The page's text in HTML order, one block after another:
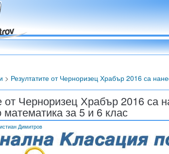
> Резултатите от Черноризец Храбър 2016 са
от Черноризец Храбър 2016 са
математика за 5 и 6 клас
Димитров